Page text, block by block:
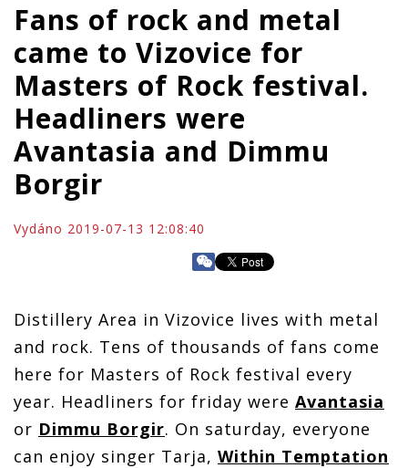
Fans of rock and metal
came to Vizovice for
Masters of Rock festival.
Headliners were
Avantasia and Dimmu
Borgir
Vydáno 2019-07-13 12:08:40
Distillery Area in Vizovice lives with metal
and rock. Tens of thousands of fans come
here for Masters of Rock festival every
year. Headliners for friday were Avantasia
or Dimmu Borgir. On saturday, everyone
can enjoy singer Tarja, Within Temptation